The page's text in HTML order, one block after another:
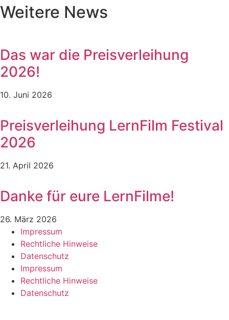
Weitere News
Das war die Preisverleihung
2026!
10. Juni 2026
Preisverleihung LernFilm Festival
2026
21. April 2026
Danke für eure LernFilme!
26. März 2026
Impressum
Rechtliche Hinweise
Datenschutz
Impressum
Rechtliche Hinweise
Datenschutz